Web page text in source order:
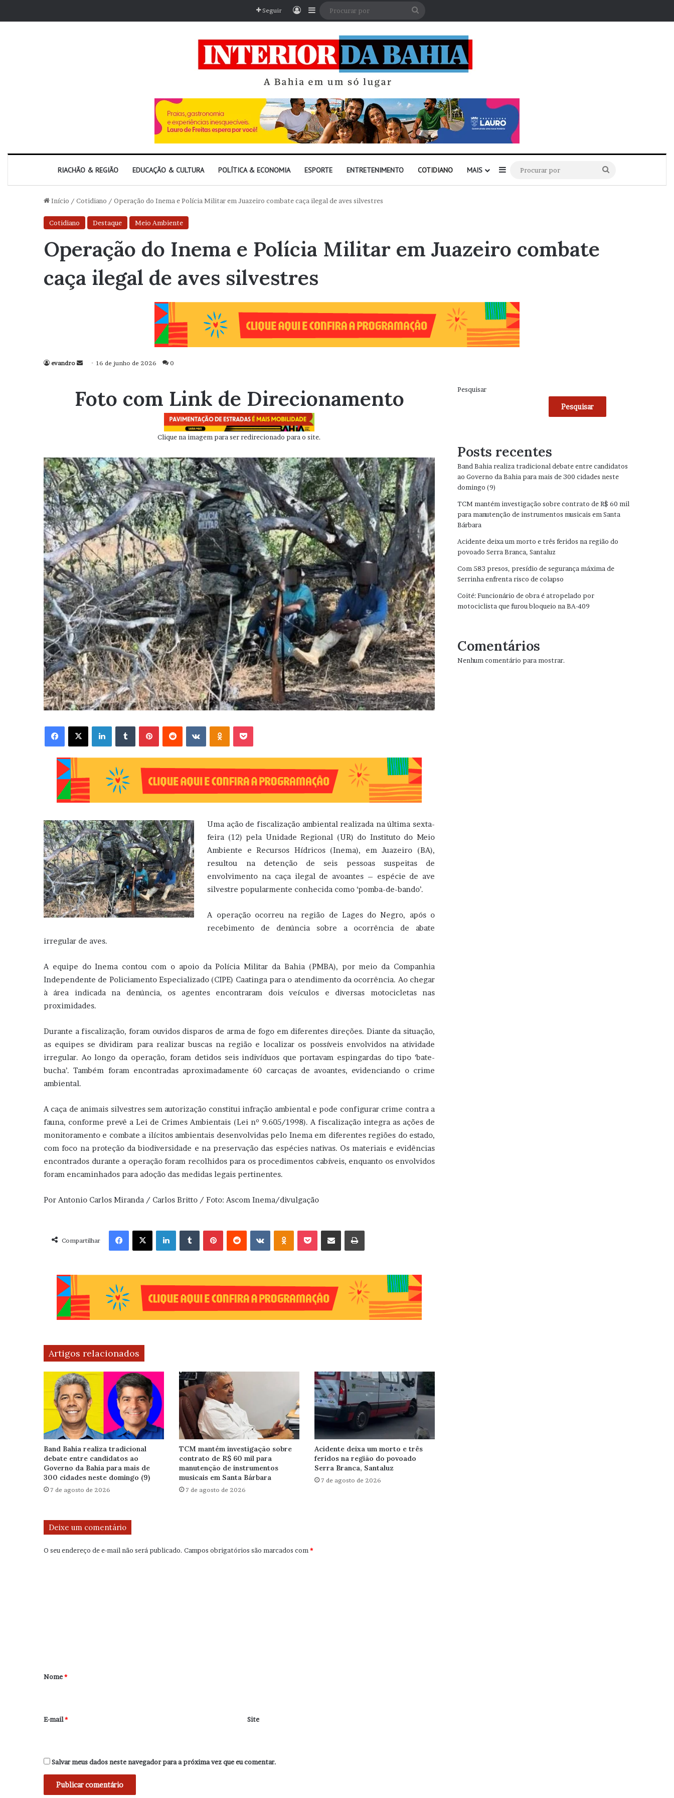
Seguir EntrarBarra Lateral
RIACHÃO & REGIÃO EDUCAÇÃO & CULTURA POLÍTICA & ECONOMIA ESPORTE ENTRETENIMENTO COTIDIANO MAIS Barra Lateral
por
Início / Cotidiano / Operação do Inema e Polícia Militar em Juazeiro combate caça ilegal de aves silvestres
Cotidiano Destaque Meio Ambiente
Operação do Inema e Polícia Militar em Juazeiro combate
caça ilegal de aves silvestres
evandro
Mande
mail
16 de junho de 2026 0
Foto com Link de Direcionamento
Clique na imagem para ser redirecionado para o site.
Facebook X Linkedin VK OK
Uma ação de fiscalização ambiental realizada na última sexta-
feira (12) pela Unidade Regional (UR) do Instituto do Meio
Ambiente e Recursos Hídricos (Inema), em Juazeiro (BA),
resultou na detenção de seis pessoas suspeitas de
envolvimento na caça ilegal de avoantes – espécie de ave
silvestre popularmente conhecida como ‘pomba-de-bando’.
A operação ocorreu na região de Lages do Negro, após o
recebimento de denúncia sobre a ocorrência de abate
irregular de aves.
A equipe do Inema contou com o apoio da Polícia Militar da Bahia (PMBA), por meio da Companhia
Independente de Policiamento Especializado (CIPE) Caatinga para o atendimento da ocorrência. Ao chegar
à área indicada na denúncia, os agentes encontraram dois veículos e diversas motocicletas nas
proximidades.
Durante a fiscalização, foram ouvidos disparos de arma de fogo em diferentes direções. Diante da situação,
as equipes se dividiram para realizar buscas na região e localizar os possíveis envolvidos na atividade
irregular. Ao longo da operação, foram detidos seis indivíduos que portavam espingardas do tipo ‘bate-
bucha’. Também foram encontradas aproximadamente 60 carcaças de avoantes, evidenciando o crime
ambiental.
A caça de animais silvestres sem autorização constitui infração ambiental e pode configurar crime contra a
fauna, conforme prevê a Lei de Crimes Ambientais (Lei nº 9.605/1998). A fiscalização integra as ações de
monitoramento e combate a ilícitos ambientais desenvolvidas pelo Inema em diferentes regiões do estado,
com foco na proteção da biodiversidade e na preservação das espécies nativas. Os materiais e evidências
encontrados durante a operação foram recolhidos para os procedimentos cabíveis, enquanto os envolvidos
foram encaminhados para adoção das medidas legais pertinentes.
Por Antonio Carlos Miranda / Carlos Britto / Foto: Ascom Inema/divulgação
Compartilhar
Facebook X Linkedin VK OK
Artigos relacionados
Band Bahia realiza tradicional
debate entre candidatos ao
Governo da Bahia para mais de
300 cidades neste domingo (9)
7 de agosto de 2026
TCM mantém investigação sobre
contrato de R$ 60 mil para
manutenção de instrumentos
musicais em Santa Bárbara
7 de agosto de 2026
Acidente deixa um morto e três
feridos na região do povoado
Serra Branca, Santaluz
7 de agosto de 2026
Deixe um comentário
O seu endereço de e-mail não será publicado. Campos obrigatórios são marcados com *
r
*
Nome*
E-mail* Site
Salvar meus dados neste navegador para a próxima vez que eu comentar.
Pesquisar
Pesquisar
Posts recentes
Band Bahia realiza tradicional debate entre candidatos
ao Governo da Bahia para mais de 300 cidades neste
domingo (9)
TCM mantém investigação sobre contrato de R$ 60 mil
para manutenção de instrumentos musicais em Santa
Bárbara
Acidente deixa um morto e três feridos na região do
povoado Serra Branca, Santaluz
Com 583 presos, presídio de segurança máxima de
Serrinha enfrenta risco de colapso
Coité: Funcionário de obra é atropelado por
motociclista que furou bloqueio na BA-409
Comentários
Nenhum comentário para mostrar.